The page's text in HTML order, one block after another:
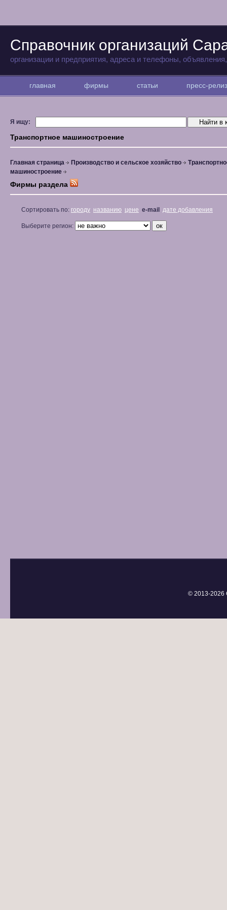
Справочник организаций
организации и предприятия, адреса и телефоны,
главная фирмы статьи пресс-
Я ищу:
Транспортное машиностроение
Главная страница Производство и сельское хозяйство
машиностроение
Фирмы раздела
Сортировать по: городу названию цене e-mail дате добавления
Выберите регион:
© 2013-2026